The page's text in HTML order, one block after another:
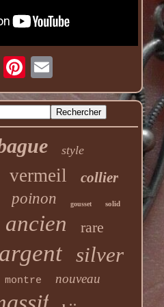
style
vermeil collier
poinon gousset solid
ancien rare
argent silver
montre nouveau